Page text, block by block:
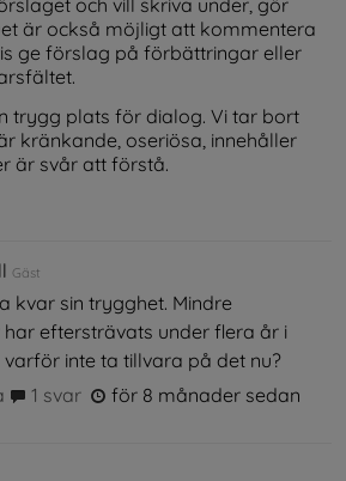
är också möjligt att kommentera
ge förslag på förbättringar eller
trygg plats för dialog. Vi tar bort
kränkande, oseriösa, innehåller
är svår att förstå.
Gäst
kvar sin trygghet. Mindre
eftersträvats under flera år i
inte ta tillvara på det nu?
1 svar för 8 månader sedan